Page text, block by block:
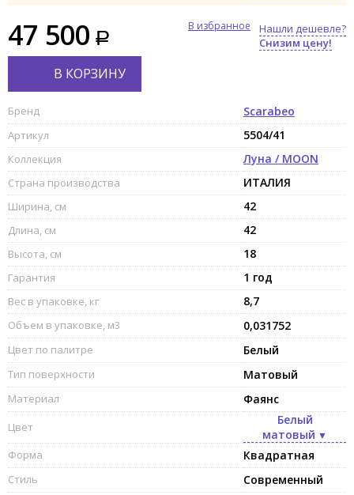
47 500
Нашли дешевле?
Снизим цену!
В избранное
В КОРЗИНУ
Бренд Scarabeo
Артикул 5504/41
Коллекция Луна / MOON
Страна производства ИТАЛИЯ
Ширина, см 42
Длина, см 42
Высота, см 18
Гарантия 1 год
Вес в упаковке, кг 8,7
Объем в упаковке, м3 0,031752
Цвет по палитре Белый
Тип поверхности Матовый
Материал Фаянс
Цвет
Белый
матовый
Форма Квадратная
Стиль Современный